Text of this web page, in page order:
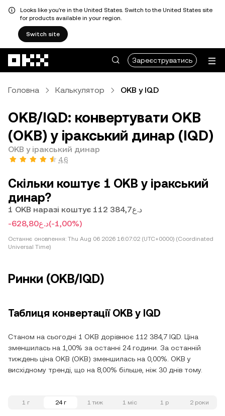
Looks like you're in the United States. Switch to the United States site
for products available in your region.
Switch site
Зареєструватись
Головна Калькулятор OKB у IQD
OKB/IQD: конвертувати OKB
(OKB) у іракський динар (IQD)
OKB у іракський динар
4,6
Скільки коштує 1 OKB у іракський
динар?
1 OKB наразі коштує د.ع112 384,7
-د.ع628,80(-1,00%)
Останнє оновлення: Thu Aug 06 2026 16:07:02 (UTC+0000) (Coordinated
Universal Time)
Ринки (OKB/IQD)
Таблиця конвертації OKB у IQD
Станом на сьогодні 1 OKB дорівнює 112 384,7 IQD. Ціна
зменшилась на 1,00% за останні 24 години. За останній
тиждень ціна OKB (OKB) зменшилась на 0,00%. OKB у
висхідному тренді, що на 8,00% більше, ніж 30 днів тому.
1 г 24 г 1 тиж 1 міс 1 р 2 роки